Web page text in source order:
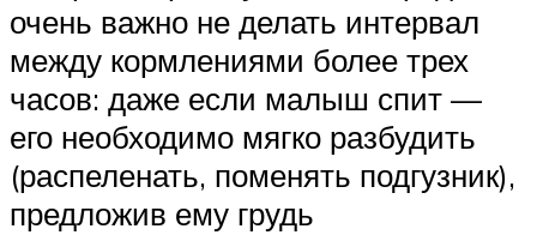
очень важно не делать интервал
между кормлениями более трех
часов: даже если малыш спит —
его необходимо мягко разбудить
(распеленать, поменять подгузник),
предложив ему грудь